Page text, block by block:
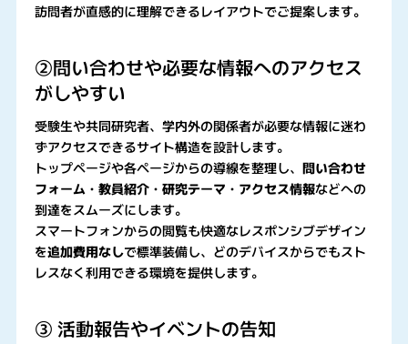
訪問者が直感的に理解できるレイアウトでご提案します。
②問い合わせや必要な情報へのアクセス
がしやすい
受験生や共同研究者、学内外の関係者が必要な情報に迷わ
ずアクセスできるサイト構造を設計します。
トップページや各ページからの導線を整理し、 問い合わせ
フォーム・教員紹介・研究テーマ・アクセス情報などへの
到達をスムーズにします。
スマートフォンからの閲覧も快適なレスポンシブデザイン
を追加費用なしで標準装備し、どのデバイスからでもスト
レスなく利用できる環境を提供します。
③ 活動報告やイベントの告知